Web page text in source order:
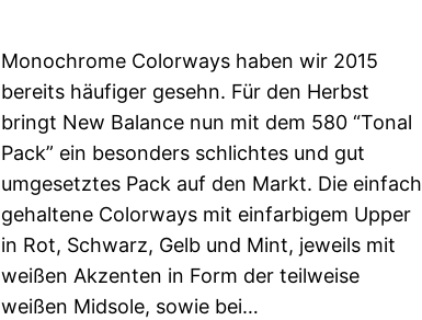
Monochrome Colorways haben wir 2015
bereits häufiger gesehn. Für den Herbst
bringt New Balance nun mit dem 580 “Tonal
Pack” ein besonders schlichtes und gut
umgesetztes Pack auf den Markt. Die einfach
gehaltene Colorways mit einfarbigem Upper
in Rot, Schwarz, Gelb und Mint, jeweils mit
weißen Akzenten in Form der teilweise
weißen Midsole, sowie bei…